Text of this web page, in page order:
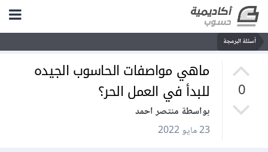
أسئلة البرمجة
0
ماهي مواصفات الحاسوب الجيده
للبدأ في العمل الحر؟
بواسطة منتصر احمد
23 مايو 2022